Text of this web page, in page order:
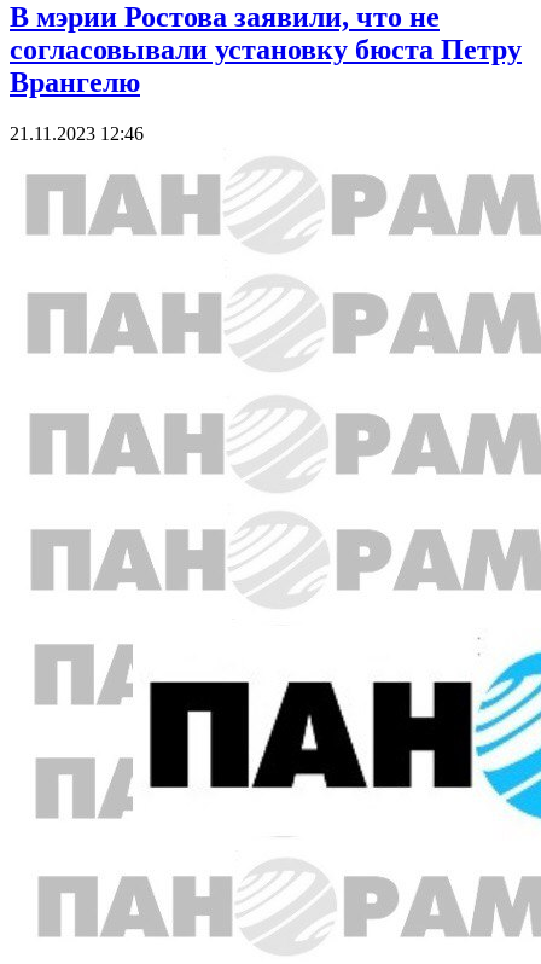
В мэрии Ростова заявили, что не
согласовывали установку бюста Петру
Врангелю
21.11.2023 12:46